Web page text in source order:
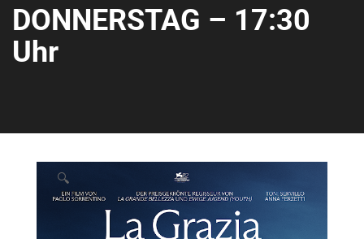
DONNERSTAG – 17:30
Uhr
🔍